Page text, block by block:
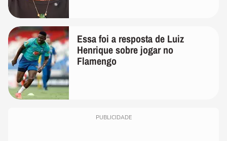
Essa foi a resposta de Luiz
Henrique sobre jogar no
Flamengo
PUBLICIDADE